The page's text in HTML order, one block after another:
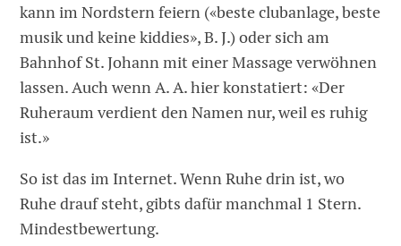
kann im Nordstern feiern («beste clubanlage, beste
musik und keine kiddies», B. J.) oder sich am
Bahnhof St. Johann mit einer Massage verwöhnen
lassen. Auch wenn A. A. hier konstatiert: «Der
Ruheraum verdient den Namen nur, weil es ruhig
ist.»
So ist das im Internet. Wenn Ruhe drin ist, wo
Ruhe drauf steht, gibts dafür manchmal 1 Stern.
Mindestbewertung.